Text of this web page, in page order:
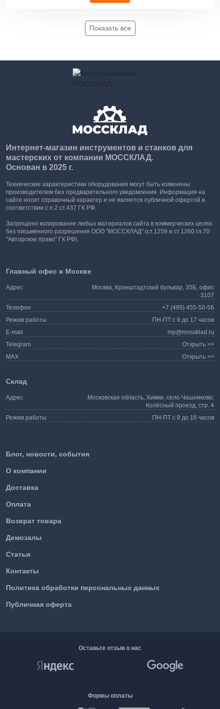
Показать все
Интернет-магазин инструментов и станков для
мастерских от компании МОССКЛАД.
Основан в 2025 г.
Технические характеристики оборудования могут быть изменены
производителем без предварительного уведомления. Информация на
сайте носит справочный характер и не является публичной офертой в
соответствии с п.2 ст.437 ГК РФ.
Запрещено копирование любых материалов сайта в коммерческих целях
без письменного разрешения ООО "МОССКЛАД" (ст.1259 и ст.1260 гл.70
"Авторское право" ГК РФ).
Блог, новости, события
О компании
Доставка
Оплата
Возврат товара
Демозалы
Статьи
Контакты
Политика обработки персональных данных
Публичная оферта
Главный офис в Москве
Адрес
Москва, Кронштадтский бульвар, 35Б, офис
3107
Телефон
+7 (499) 455-50-56
Режим работы
ПН-ПТ с 9 до 17 часов
E-mail
mp@mossklad.ru
Telegram
Открыть >>
MAX
Открыть >>
Склад
Адрес
Московская область, Химки, село Чашниково,
Колёсный проезд, стр. 4
Режим работы
ПН-ПТ с 9 до 16 часов
Оставьте отзыв о нас
Формы оплаты